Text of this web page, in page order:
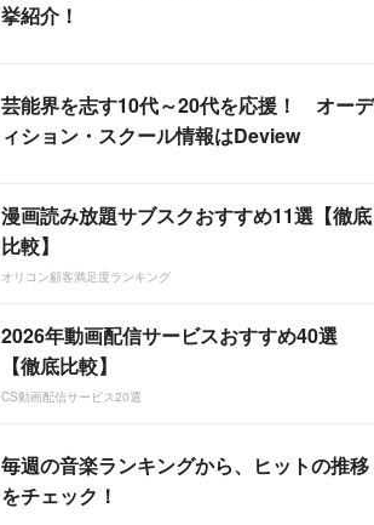
挙紹介！
芸能界を志す10代～20代を応援！ オーデ
ィション・スクール情報はDeview
漫画読み放題サブスクおすすめ11選【徹底
比較】
オリコン顧客満足度ランキング
2026年動画配信サービスおすすめ40選
【徹底比較】
CS動画配信サービス20選
毎週の音楽ランキングから、ヒットの推移
をチェック！